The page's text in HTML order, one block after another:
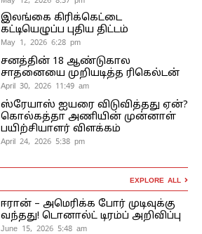
இலங்கை கிரிக்கெட்டை
கட்டியெழுப்ப புதிய திட்டம்
May 1, 2026 6:28 pm
சனத்தின் 18 ஆண்டுகால
சாதனையை முறியடித்த ரிகெல்டன்
April 30, 2026 11:49 am
ஸ்ரேயாஸ் ஐயரை விடுவித்தது ஏன்?
கொல்கத்தா அணியின் முன்னாள்
பயிற்சியாளர் விளக்கம்
April 24, 2026 5:38 pm
EXPLORE ALL
ஈரான் – அமெரிக்க போர் முடிவுக்கு
வந்தது! டொனால்ட் டிரம்ப் அறிவிப்பு
June 15, 2026 5:48 am